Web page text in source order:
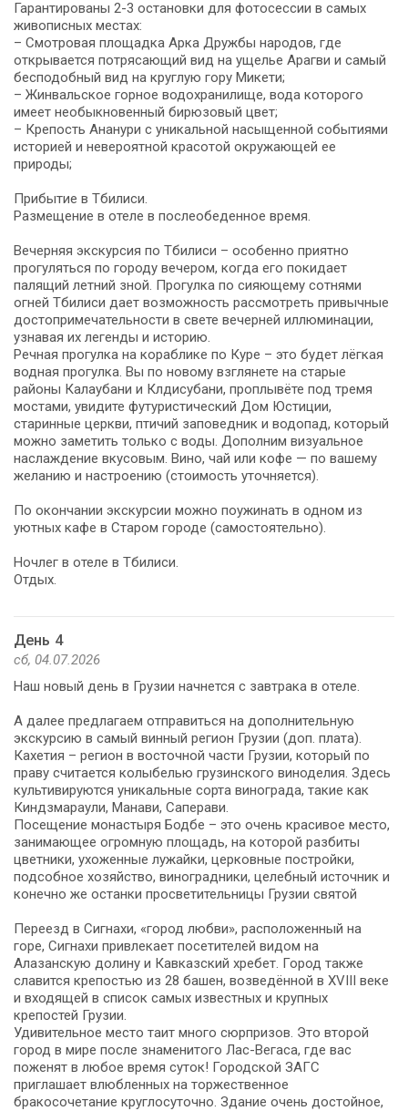
Гарантированы 2-3 остановки для фотосессии в самых
живописных местах:
– Смотровая площадка Арка Дружбы народов, где
открывается потрясающий вид на ущелье Арагви и самый
бесподобный вид на круглую гору Микети;
– Жинвальское горное водохранилище, вода которого
имеет необыкновенный бирюзовый цвет;
– Крепость Ананури с уникальной насыщенной событиями
историей и невероятной красотой окружающей ее
природы;
Прибытие в Тбилиси.
Размещение в отеле в послеобеденное время.
Вечерняя экскурсия по Тбилиси – особенно приятно
прогуляться по городу вечером, когда его покидает
палящий летний зной. Прогулка по сияющему сотнями
огней Тбилиси дает возможность рассмотреть привычные
достопримечательности в свете вечерней иллюминации,
узнавая их легенды и историю.
Речная прогулка на кораблике по Куре – это будет лёгкая
водная прогулка. Вы по новому взглянете на старые
районы Калаубани и Клдисубани, проплывёте под тремя
мостами, увидите футуристический Дом Юстиции,
старинные церкви, птичий заповедник и водопад, который
можно заметить только с воды. Дополним визуальное
наслаждение вкусовым. Вино, чай или кофе — по вашему
желанию и настроению (стоимость уточняется).
По окончании экскурсии можно поужинать в одном из
уютных кафе в Старом городе (самостоятельно).
Ночлег в отеле в Тбилиси.
Отдых.
День 4
сб, 04.07.2026
Наш новый день в Грузии начнется с завтрака в отеле.
А далее предлагаем отправиться на дополнительную
экскурсию в самый винный регион Грузии (доп. плата).
Кахетия – регион в восточной части Грузии, который по
праву считается колыбелью грузинского виноделия. Здесь
культивируются уникальные сорта винограда, такие как
Киндзмараули, Манави, Саперави.
Посещение монастыря Бодбе – это очень красивое место,
занимающее огромную площадь, на которой разбиты
цветники, ухоженные лужайки, церковные постройки,
подсобное хозяйство, виноградники, целебный источник и
конечно же останки просветительницы Грузии святой
Переезд в Сигнахи, «город любви», расположенный на
горе, Сигнахи привлекает посетителей видом на
Алазанскую долину и Кавказский хребет. Город также
славится крепостью из 28 башен, возведённой в XVIII веке
и входящей в список самых известных и крупных
крепостей Грузии.
Удивительное место таит много сюрпризов. Это второй
город в мире после знаменитого Лас-Вегаса, где вас
поженят в любое время суток! Городской ЗАГС
приглашает влюбленных на торжественное
бракосочетание круглосуточно. Здание очень достойное,